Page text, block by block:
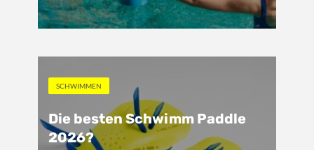
SCHWIMMEN
Die besten Schwimm Paddle
2026?